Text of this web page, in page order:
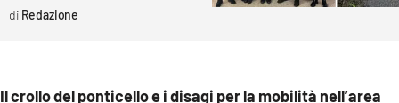
Redazione
Il crollo del ponticello e i disagi per la mobilità nell’area